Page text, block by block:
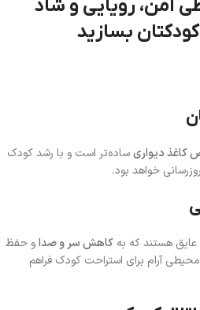
کاغذ دیواریساده‌تر است و با رشد کودک
خواهد بود.
عایق هستند که به کاهش سر و صداو حفظ
آرام برای استراحت کودک فراهم